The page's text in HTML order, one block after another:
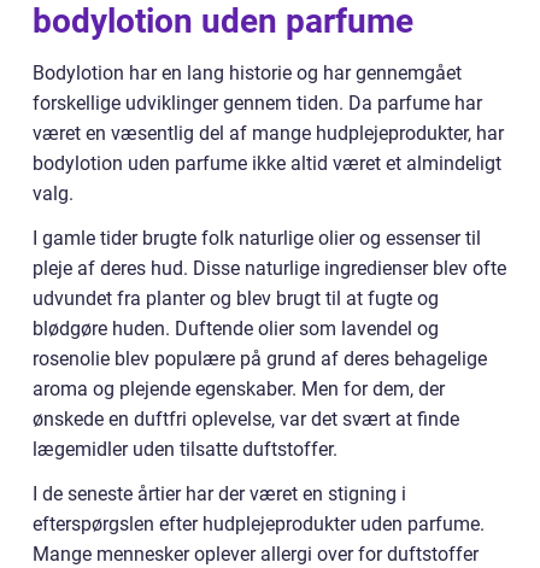
bodylotion uden parfume
Bodylotion har en lang historie og har gennemgået
forskellige udviklinger gennem tiden. Da parfume har
været en væsentlig del af mange hudplejeprodukter, har
bodylotion uden parfume ikke altid været et almindeligt
valg.
I gamle tider brugte folk naturlige olier og essenser til
pleje af deres hud. Disse naturlige ingredienser blev ofte
udvundet fra planter og blev brugt til at fugte og
blødgøre huden. Duftende olier som lavendel og
rosenolie blev populære på grund af deres behagelige
aroma og plejende egenskaber. Men for dem, der
ønskede en duftfri oplevelse, var det svært at finde
lægemidler uden tilsatte duftstoffer.
I de seneste årtier har der været en stigning i
efterspørgslen efter hudplejeprodukter uden parfume.
Mange mennesker oplever allergi over for duftstoffer